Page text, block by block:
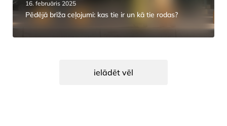
16. februāris 2025
Pēdējā brīža ceļojumi: kas tie ir un kā tie rodas?
ielādēt vēl